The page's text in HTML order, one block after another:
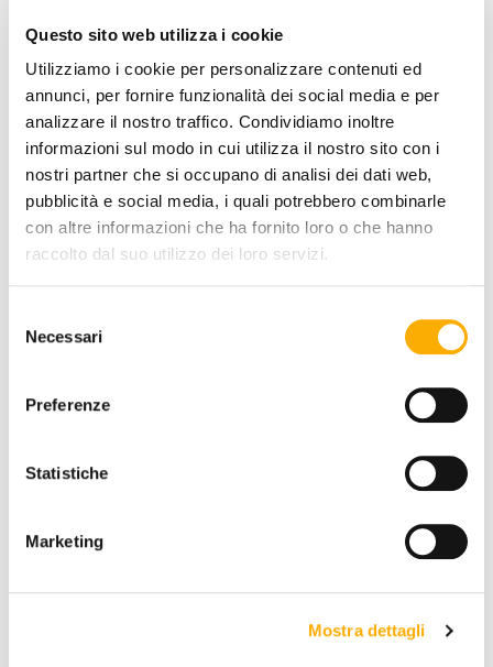
Questo sito web utilizza i cookie
Utilizziamo i cookie per personalizzare contenuti ed
annunci, per fornire funzionalità dei social media e per
analizzare il nostro traffico. Condividiamo inoltre
informazioni sul modo in cui utilizza il nostro sito con i
nostri partner che si occupano di analisi dei dati web,
pubblicità e social media, i quali potrebbero combinarle
con altre informazioni che ha fornito loro o che hanno
raccolto dal suo utilizzo dei loro servizi.
delNecessari
Preferenze
Statistiche
Marketing
Mostra dettagli
POTREBBERO
PIACERTI
Lisa Talenti - Poltrona Outdoor